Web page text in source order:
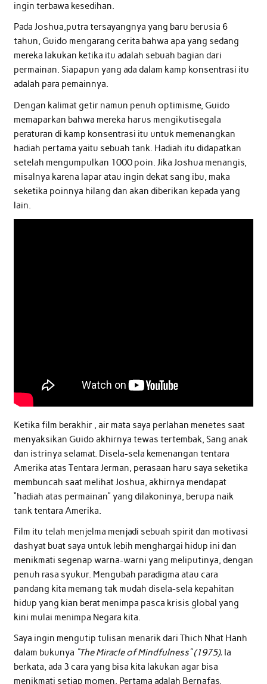
ingin terbawa kesedihan.
Pada Joshua,putra tersayangnya yang baru berusia 6
tahun, Guido mengarang cerita bahwa apa yang sedang
mereka lakukan ketika itu adalah sebuah bagian dari
permainan. Siapapun yang ada dalam kamp konsentrasi itu
adalah para pemainnya.
Dengan kalimat getir namun penuh optimisme, Guido
memaparkan bahwa mereka harus mengikutisegala
peraturan di kamp konsentrasi itu untuk memenangkan
hadiah pertama yaitu sebuah tank. Hadiah itu didapatkan
setelah mengumpulkan 1000 poin. Jika Joshua menangis,
misalnya karena lapar atau ingin dekat sang ibu, maka
seketika poinnya hilang dan akan diberikan kepada yang
lain.
Ketika film berakhir , air mata saya perlahan menetes saat
menyaksikan Guido akhirnya tewas tertembak, Sang anak
dan istrinya selamat. Disela-sela kemenangan tentara
Amerika atas Tentara Jerman, perasaan haru saya seketika
membuncah saat melihat Joshua, akhirnya mendapat
“hadiah atas permainan” yang dilakoninya, berupa naik
tank tentara Amerika.
Film itu telah menjelma menjadi sebuah spirit dan motivasi
dashyat buat saya untuk lebih menghargai hidup ini dan
menikmati segenap warna-warni yang meliputinya, dengan
penuh rasa syukur. Mengubah paradigma atau cara
pandang kita memang tak mudah disela-sela kepahitan
hidup yang kian berat menimpa pasca krisis global yang
kini mulai menimpa Negara kita.
Saya ingin mengutip tulisan menarik dari Thich Nhat Hanh
dalam bukunya “The Miracle of Mindfulness” (1975). Ia
berkata, ada 3 cara yang bisa kita lakukan agar bisa
menikmati setiap momen. Pertama adalah Bernafas.